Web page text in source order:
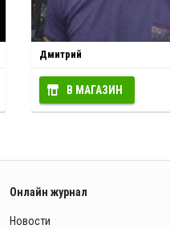
Дмитрий
В МАГАЗИН
Онлайн журнал
Новости